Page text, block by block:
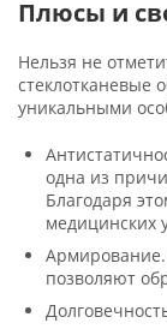
Плюсы и
Нельзя не
стеклотканевые
уникальными
одна из
Благодаря
медицинских
позволяют